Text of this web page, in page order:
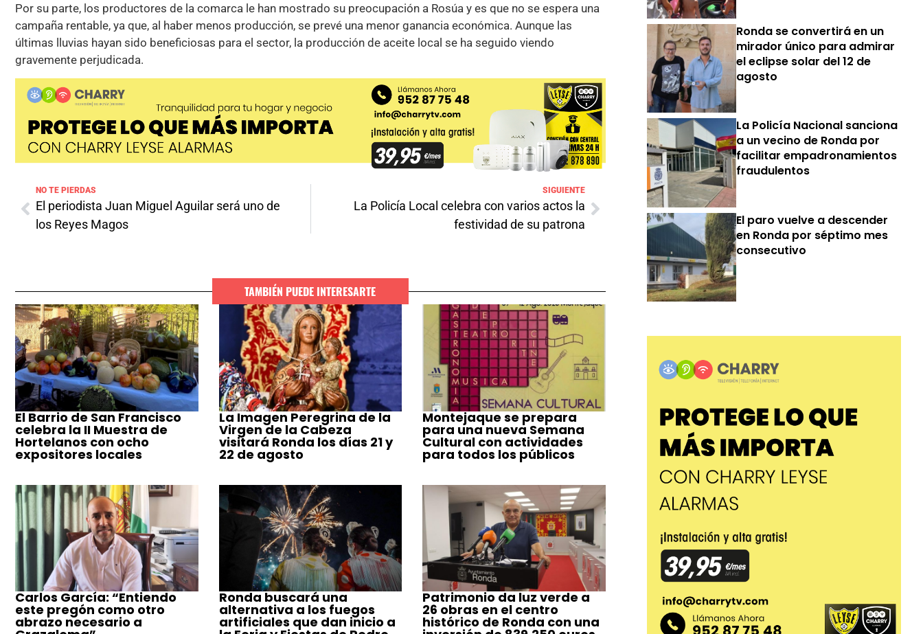
Por su parte, los productores de la comarca le han mostrado su preocupación a Rosúa y es que no se espera una
campaña rentable, ya que, al haber menos producción, se prevé una menor ganancia económica. Aunque las
últimas lluvias hayan sido beneficiosas para el sector, la producción de aceite local se ha seguido viendo
gravemente perjudicada.
NO TE PIERDAS
El periodista Juan Miguel Aguilar será uno de
los Reyes Magos
SIGUIENTE
La Policía Local celebra con varios actos la
festividad de su patrona
TAMBIÉN PUEDE INTERESARTE
El Barrio de San Francisco
celebra la II Muestra de
Hortelanos con ocho
expositores locales
La Imagen Peregrina de la
Virgen de la Cabeza
visitará Ronda los días 21 y
22 de agosto
Montejaque se prepara
para una nueva Semana
Cultural con actividades
para todos los públicos
Carlos García: “Entiendo
este pregón como otro
abrazo necesario a
Ronda buscará una
alternativa a los fuegos
artificiales que dan inicio a
Patrimonio da luz verde a
26 obras en el centro
histórico de Ronda con una
Ronda se convertirá en un
mirador único para admirar
el eclipse solar del 12 de
agosto
La Policía Nacional sanciona
a un vecino de Ronda por
facilitar empadronamientos
fraudulentos
El paro vuelve a descender
en Ronda por séptimo mes
consecutivo